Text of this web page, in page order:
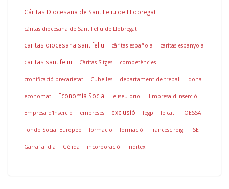
Cáritas Diocesana de Sant Feliu de LLobregat
càritas diocesana de Sant Feliu de Llobregat
caritas diocesana sant feliu càritas española caritas espanyola
caritas sant feliu Càritas Sitges competències
cronificació precarietat Cubelles departament de treball dona
economat Economia Social eliseu oriol Empresa d'Inserció
Empresa d'Inserció empreses exclusió fegp feicat FOESSA
Fondo Social Europeo formacio formació Francesc roig FSE
Garraf al dia Gèlida incorporació inditex